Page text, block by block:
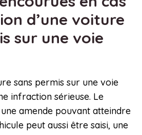
d’une voiture
sur une voie
sans permis sur une voie
infraction sérieuse. Le
amende pouvant atteindre
peut aussi être saisi, une